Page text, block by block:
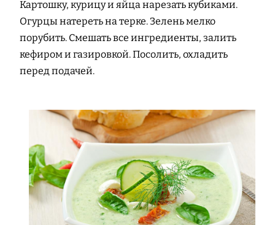
Картошку, курицу и яйца нарезать кубиками.
Огурцы натереть на терке. Зелень мелко
порубить. Смешать все ингредиенты, залить
кефиром и газировкой. Посолить, охладить
перед подачей.